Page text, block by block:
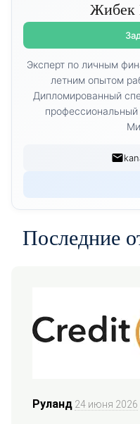
Жибек
Эксперт по личным
летним опытом
Дипломированный
профессиональный
Последние
Руланд 24 июня 2026